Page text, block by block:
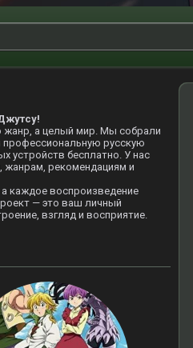
жанр, а целый мир. Мы собрали
профессиональную русскую
устройств бесплатно. У нас
жанрам, рекомендациям и
каждое воспроизведение
— это ваш личный
взгляд и восприятие.